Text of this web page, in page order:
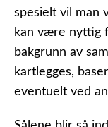
spesielt vil man
kan være nyttig
bakgrunn av
kartlegges,
eventuelt ved